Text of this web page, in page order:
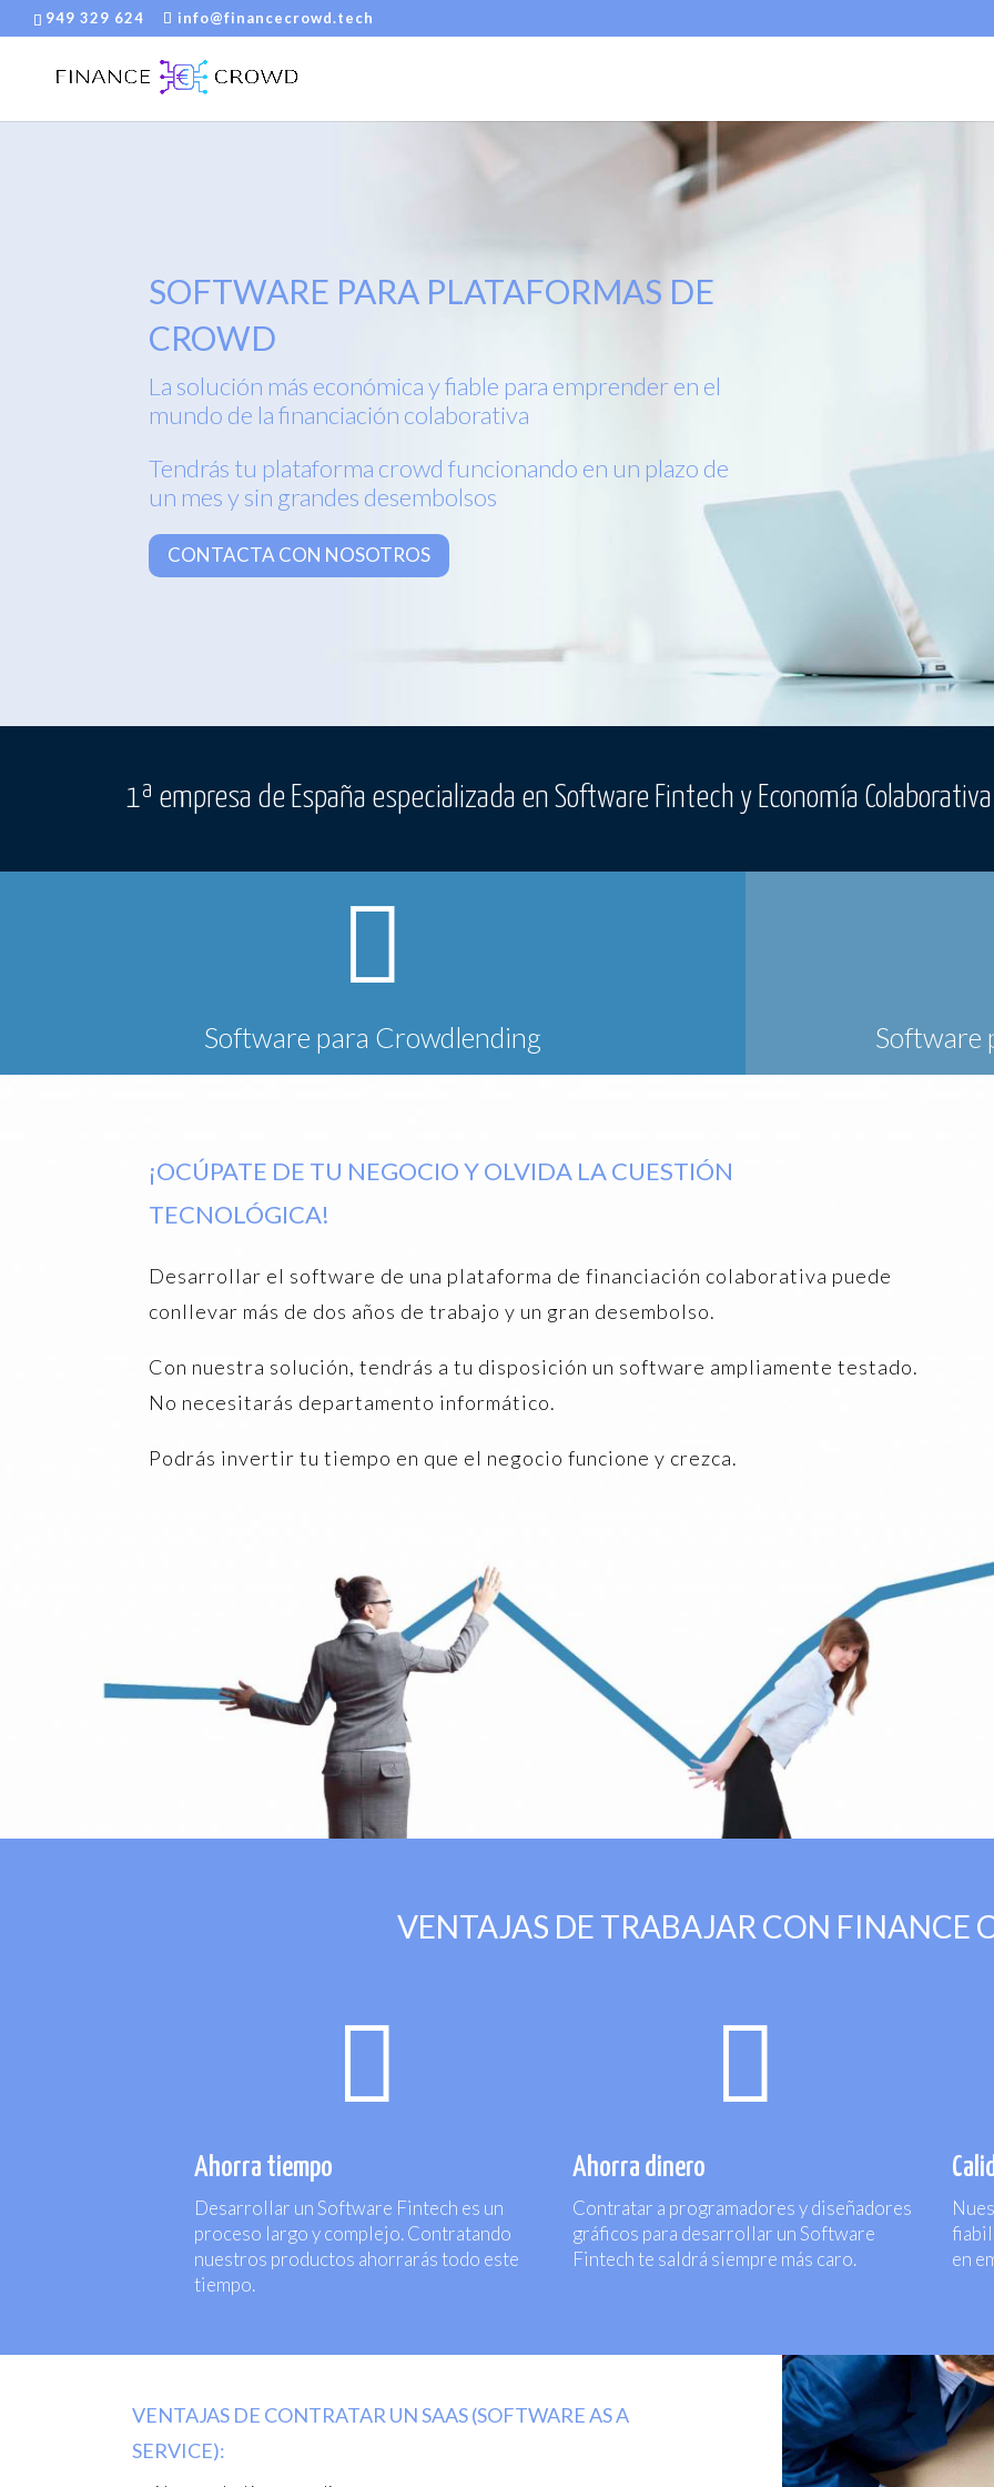
949 329 624 info@financecrowd.tech
SOFTWARE PARA PLATAFORMAS DE
CROWD
La solución más económica y fiable para emprender en el
mundo de la financiación colaborativa
Tendrás tu plataforma crowd funcionando en un plazo de
un mes y sin grandes desembolsos
CONTACTA CON NOSOTROS
1ª empresa de España especializada en Software Fintech y Economía Colaborativa

Software para Crowdlending Software
¡OCÚPATE DE TU NEGOCIO Y OLVIDA LA CUESTIÓN
TECNOLÓGICA!
Desarrollar el software de una plataforma de financiación colaborativa puede
conllevar más de dos años de trabajo y un gran desembolso.
Con nuestra solución, tendrás a tu disposición un software ampliamente testado.
No necesitarás departamento informático.
Podrás invertir tu tiempo en que el negocio funcione y crezca.
VENTAJAS DE TRABAJAR CON FINANCE

Ahorra tiempo
Desarrollar un Software Fintech es un
proceso largo y complejo. Contratando
nuestros productos ahorrarás todo este
tiempo.

Ahorra dinero
Contratar a programadores y diseñadores
gráficos para desarrollar un Software
Fintech te saldrá siempre más caro.
en
VENTAJAS DE CONTRATAR UN SAAS (SOFTWARE AS A
SERVICE):